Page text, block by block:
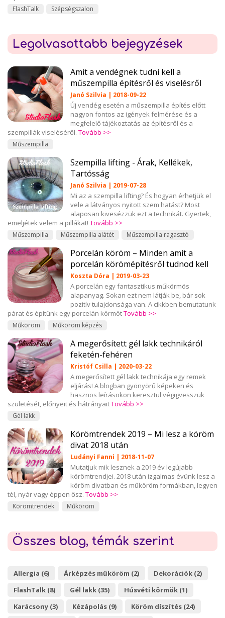
FlashTalk Szépségszalon
Legolvasottabb bejegyzések
Amit a vendégnek tudni kell a
műszempilla építésről és viselésről
Janó Szilvia | 2018-09-22
Új vendég esetén a műszempilla építés előtt
nagyon fontos az igények felmérése és a
megfelelő tájékoztatás az építésről és a
szempillák viseléséről. Tovább >>
Műszempilla
Szempilla lifting - Árak, Kellékek,
Tartósság
Janó Szilvia | 2019-07-28
Mi az a szempilla lifting? És hogyan érhetjük el
vele a látványos nyitott szem hatást? Most
alaposan kivesézzük ezt a technikát. Gyertek,
emeljétek velem a pillákat! Tovább >>
Műszempilla Műszempilla alátét Műszempilla ragasztó
Porcelán köröm – Minden amit a
porcelán körömépítésről tudnod kell
Koszta Dóra | 2019-03-23
A porcelán egy fantasztikus műkörmös
alapanyag. Sokan ezt nem látják be, bár sok
pozitív tulajdonsága van. A cikkben bemutatunk
párat és építünk egy porcelán körmötTovább >>
Műköröm Műköröm képzés
A megerősített gél lakk technikáról
feketén-fehéren
Kristóf Csilla | 2020-03-22
A megerősített gél lakk technikája egy remek
eljárás! A blogban gyönyörű képeken és
hasznos leírásokon keresztül végigvesszük
születését, előnyeit és hátrányaitTovább >>
Gél lakk
Körömtrendek 2019 – Mi lesz a köröm
divat 2018 után
Ludányi Fanni | 2018-11-07
Mutatjuk mik lesznek a 2019 év legújabb
körömtrendjei. 2018 után izgalmas évünk lesz a
köröm divatban és műköröm formákban, legyen
tél, nyár vagy éppen ősz. Tovább >>
Körömtrendek Műköröm
Összes blog, témák szerint
Allergia (6) Árképzés műköröm (2)
Dekorációk (2)
FlashTalk (8)
Gél lakk (35)
Húsvéti körmök (1)
Karácsony (3)
Kézápolás (9)
Köröm díszítés (24)